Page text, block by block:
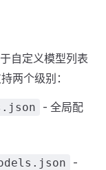
自定义模型列表
两个级别：
- 全局配
-